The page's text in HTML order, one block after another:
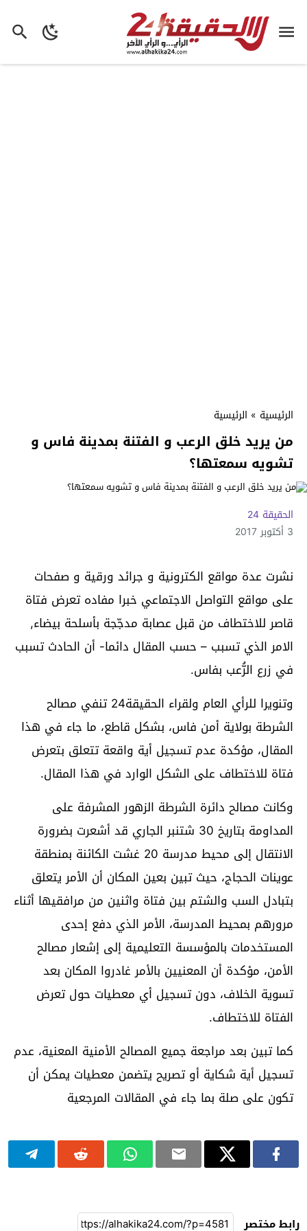
الرئيسية » الرئيسية
من يريد خلق الرعب و الفتنة بمدينة فاس و
تشويه سمعتها؟
الحقيقة 24
3 أكتوبر 2017
نشرت عدة مواقع الكترونية و جرائد ورقية و صفحات
على مواقع التواصل الاجتماعي خبرا مفاده تعرض فتاة
قاصر للاختطاف من قبل عصابة مدجّجة بأسلحة بيضاء,
الامر الذي تسبب – حسب المقال دائما- أن الحادث تسبب
في زرع الرُّعب بفاس.
وتنويرا للرأي العام ولقراء الحقيقة24 تنفي مصالح
الشرطة بولاية أمن فاس، بشكل قاطع، ما جاء في هذا
المقال، مؤكدة عدم تسجيل أية واقعة تتعلق بتعرض
فتاة للاختطاف على الشكل الوارد في هذا المقال.
وكانت مصالح دائرة الشرطة الزهور المشرفة على
المداومة بتاريخ 30 شتنبر الجاري قد أشعرت بضرورة
الانتقال إلى محيط مدرسة 20 غشت الكائنة بمنطقة
عوينات الحجاج، حيث تبين بعين المكان أن الأمر يتعلق
بتبادل السب والشتم بين فتاة واثنين من مرافقيها أثناء
مرورهم بمحيط المدرسة، الأمر الذي دفع إحدى
المستخدمات بالمؤسسة التعليمية إلى إشعار مصالح
الأمن، مؤكدة أن المعنيين بالأمر غادروا المكان بعد
تسوية الخلاف، دون تسجيل أي معطيات حول تعرض
الفتاة للاختطاف.
كما تبين بعد مراجعة جميع المصالح الأمنية المعنية، عدم
تسجيل أية شكاية أو تصريح يتضمن معطيات يمكن أن
تكون على صلة بما جاء في المقالات المرجعية
رابط مختصر